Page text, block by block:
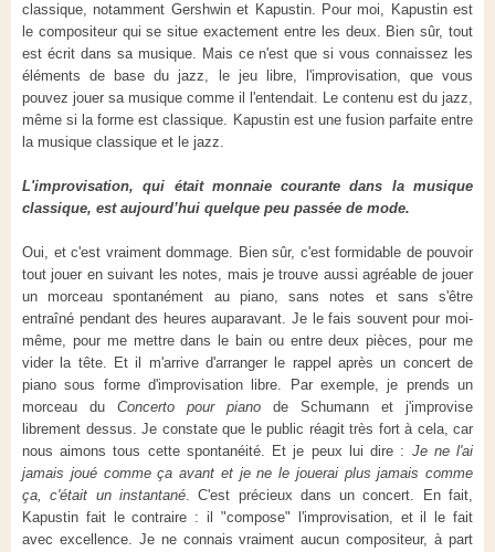
classique, notamment Gershwin et Kapustin. Pour moi, Kapustin est
le compositeur qui se situe exactement entre les deux. Bien sûr, tout
est écrit dans sa musique. Mais ce n'est que si vous connaissez les
éléments de base du jazz, le jeu libre, l'improvisation, que vous
pouvez jouer sa musique comme il l'entendait. Le contenu est du jazz,
même si la forme est classique. Kapustin est une fusion parfaite entre
la musique classique et le jazz.
L'improvisation, qui était monnaie courante dans la musique
classique, est aujourd’hui quelque peu passée de mode.
Oui, et c'est vraiment dommage. Bien sûr, c'est formidable de pouvoir
tout jouer en suivant les notes, mais je trouve aussi agréable de jouer
un morceau spontanément au piano, sans notes et sans s'être
entraîné pendant des heures auparavant. Je le fais souvent pour moi-
même, pour me mettre dans le bain ou entre deux pièces, pour me
vider la tête. Et il m'arrive d'arranger le rappel après un concert de
piano sous forme d'improvisation libre. Par exemple, je prends un
morceau du Concerto pour piano de Schumann et j'improvise
librement dessus. Je constate que le public réagit très fort à cela, car
nous aimons tous cette spontanéité. Et je peux lui dire : Je ne l'ai
jamais joué comme ça avant et je ne le jouerai plus jamais comme
ça, c'était un instantané. C'est précieux dans un concert. En fait,
Kapustin fait le contraire : il "compose" l'improvisation, et il le fait
avec excellence. Je ne connais vraiment aucun compositeur, à part